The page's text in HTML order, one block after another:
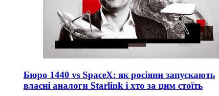
Бюро 1440 vs SpaceX: як росіяни запускають
власні аналоги Starlink і хто за цим стоїть